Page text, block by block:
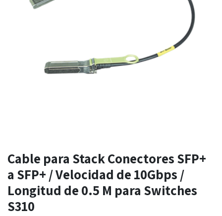
Cable para Stack Conectores SFP+
a SFP+ / Velocidad de 10Gbps /
Longitud de 0.5 M para Switches
S310